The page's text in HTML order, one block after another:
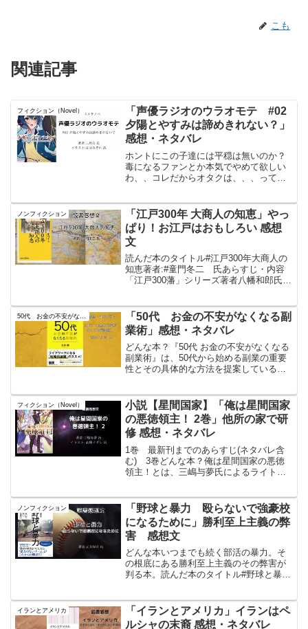
こも
関連記事
フィクション（Novel）
「声優ラジオのウラオモテ #02
夕陽とやすみは諦めきれない？」
感想・ネタバレ
ホントにこの子達には平穏は無いのか？
毒になるファンとか本気でやめて欲しい
わ、、コレだからオタクは、、、って俺
ない？著者:#二月公 氏 イラスト:#さば
みぞれ 氏声...
ノンフィクション
「江戸300年 大商人の知恵」やっ
ぱり！お江戸はおもしろい 感想
文
読んだ本のタイトル#江戸300年大商人の
知恵著者:#童門冬二 氏あらすじ・内容
「江戸300藩」シリーズ著者八幡和郎氏絶
る。情報の乏しかった時代、彼らはいか
にニーズをつか...
「50代 お金の不安がなくなる副
業術」感想・ネタバレ
どんな本？『50代 お金の不安がなくなる
副業術』は、50代から始める副業の重要
性とその具体的な方法を提案している一
ることの必要性を強調しており、特に好
きなことや得意なこ...
フィクション（Novel）
小説【星間国家】「俺は星間国家
の悪徳領主！ 2巻」他所の家で研
修 感想・ネタバレ
1巻 最新刊までのあらすじ(ネタバレ含
む) 3巻どんな本？俺は星間国家の悪徳
領主！とは、三嶋与夢氏によるライトノ
で2018年から連載されており、オーバー
ラップ文庫から書...
ノンフィクション
「野球と暴力 殴らないで強豪校
になるために」勝利至上主義の弊
害 感想文
どんな本いつまでも続く部活の暴力。そ
の根底にある勝利至上主義のその弊害が
判る本。読んだ本のタイトル#野球と暴
ヨメレバ元永知宏 イースト・プレス
2020年...
イランとアメリカ
「イランとアメリカ」イランはペ
ルシャの末裔 感想・ネタバレ